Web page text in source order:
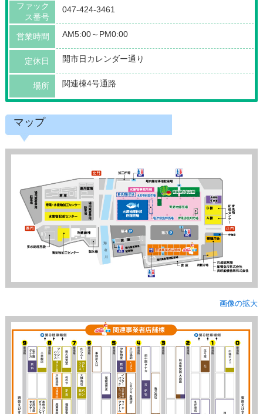
ファック
ス番号
047-424-3461
営業時間 AM5:00～PM0:00
定休日 開市日カレンダー通り
場所 関連棟4号通路
マップ
画像の拡大